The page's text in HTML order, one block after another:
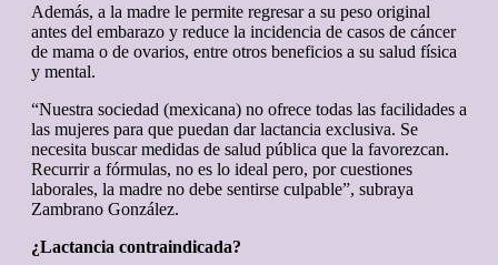
Además, a la madre le permite regresar a su peso original
antes del embarazo y reduce la incidencia de casos de cáncer
de mama o de ovarios, entre otros beneficios a su salud física
y mental.
“Nuestra sociedad (mexicana) no ofrece todas las facilidades a
las mujeres para que puedan dar lactancia exclusiva. Se
necesita buscar medidas de salud pública que la favorezcan.
Recurrir a fórmulas, no es lo ideal pero, por cuestiones
laborales, la madre no debe sentirse culpable”, subraya
Zambrano González.
¿Lactancia contraindicada?